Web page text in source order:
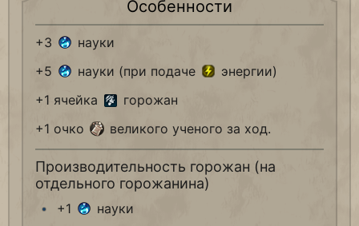
Особенности
+3
науки
+5
науки (при подаче
энергии)
+1 ячейка
горожан
+1 очко
великого ученого за ход.
Производительность горожан (на
отдельного горожанина)
+1 науки